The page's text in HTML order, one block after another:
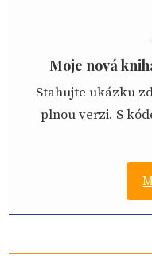
Moje nová
Stahujte ukázku
plnou verzi. S